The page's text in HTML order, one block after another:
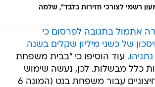
רשמי לצורכי חזירות בלבד", שלמה
אתמול בתגובה לפרסום כי
של כשני מיליון שקלים בשנה
עוד הוסיפו כי "בבית משפחת
כלל מבשלות. לכן, נעשה שימוש
בשירותי אוכל חיצוניים עבור משפחת בנט (המונה 6